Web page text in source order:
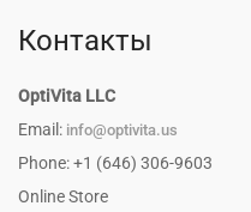
Контакты
OptiVita LLC
Email: info@optivita.us
Phone: +1 (646) 306-9603
Online Store